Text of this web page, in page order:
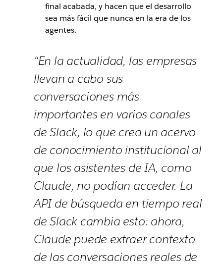
final acabada, y hacen que el desarrollo
sea más fácil que nunca en la era de los
agentes.
“En la actualidad, las empresas
llevan a cabo sus
conversaciones más
importantes en varios canales
de Slack, lo que crea un acervo
de conocimiento institucional al
que los asistentes de IA, como
Claude, no podían acceder. La
API de búsqueda en tiempo real
de Slack cambia esto: ahora,
Claude puede extraer contexto
de las conversaciones reales de